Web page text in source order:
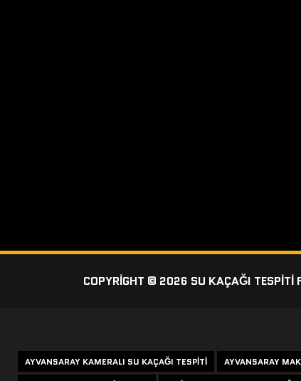
COPYRIGHT © 2026 SU KAÇAĞI TESPITI
AYVANSARAY KAMERALI SU KAÇAĞI TESPITI AYVANSARAY